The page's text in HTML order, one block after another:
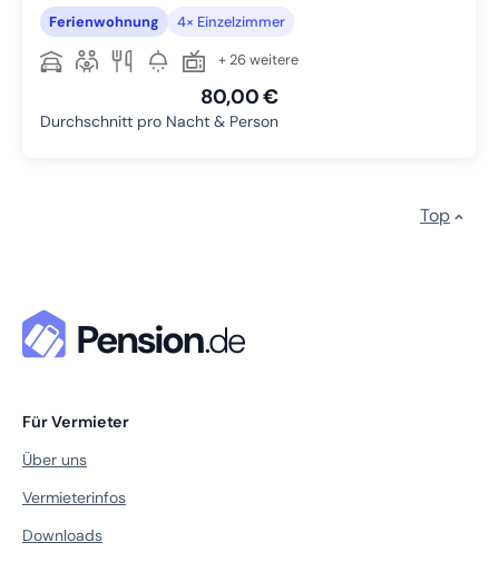
Ferienwohnung 4× Einzelzimmer
+ 26 weitere
80,00 €
Durchschnitt pro Nacht & Person
Top
Für Vermieter
Über uns
Vermieterinfos
Downloads